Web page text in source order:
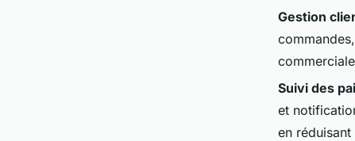
Gestion
Suivi des
et
en